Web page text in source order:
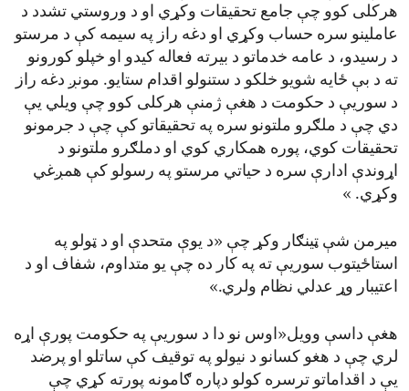
هرکلی کوو چې جامع تحقیقات وکړي او د وروستي تشدد د
عاملینو سره حساب وکړي او دغه راز په سیمه کې د مرستو
د رسیدو، د عامه خدماتو د بیرته فعاله کیدو او خپلو کورونو
ته د بې ځایه شویو خلکو د ستنولو اقدام ستايو. مونږ دغه راز
د سوریې د حکومت د هغې ژمنې هرکلی کوو چې ویلي یې
دي چې د ملګرو ملتونو سره په تحقیقاتو کې چې د جرمونو
تحقیقات کوي، پوره همکاري کوي او دملګرو ملتونو د
اړوندې ادارې سره د حیاتي مرستو په رسولو کې همږغي
وکړي. »
میرمن شې ټینګار وکړ چې «د یوې متحدې او د ټولو په
استاځیتوب سوریې ته په کار ده چې یو متداوم، شفاف او د
اعتیبار وړ عدلي نظام ولري.»
هغې داسې وویل«اوس نو دا د سوریې په حکومت پورې اړه
لري چې د هغو کسانو د نیولو په توقیف کې ساتلو او پرضد
یې د اقداماتو ترسره کولو دپاره ګامونه پورته کړي چې